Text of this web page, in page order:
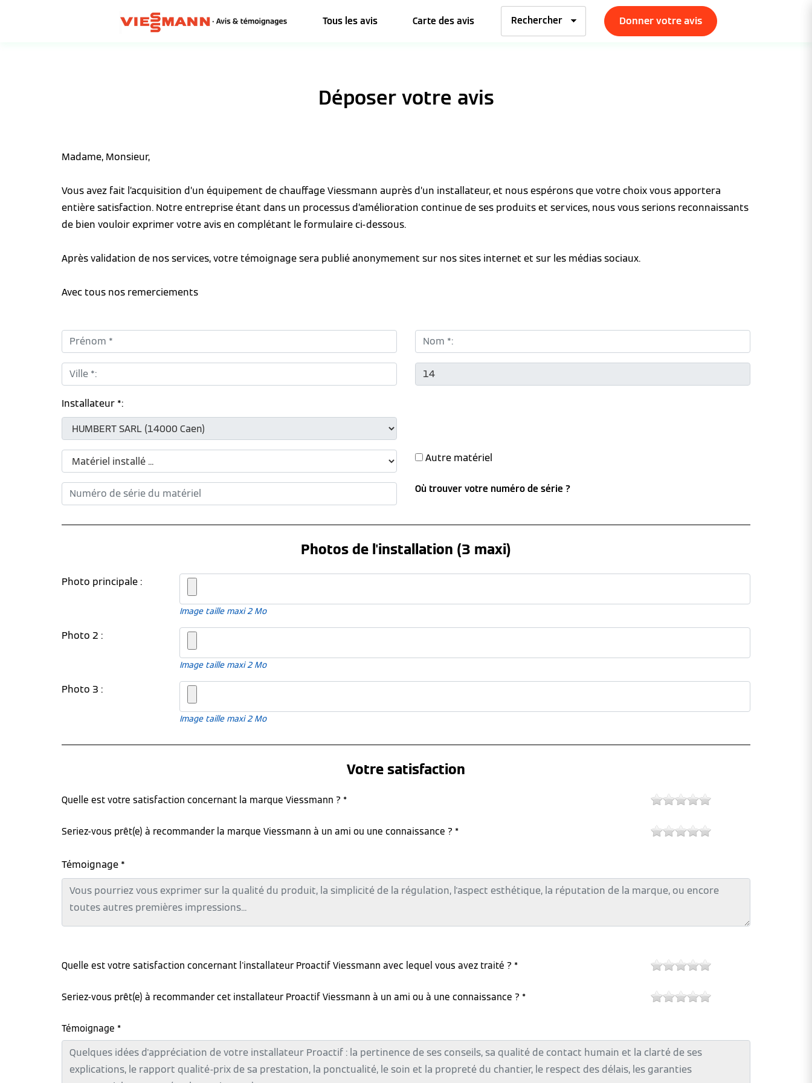
Tous les avis Carte des avis Donner votre avis
Déposer votre avis
Madame, Monsieur,
Vous avez fait l’acquisition d’un équipement de chauffage Viessmann auprès d’un installateur, et nous espérons que votre choix vous apportera
entière satisfaction. Notre entreprise étant dans un processus d’amélioration continue de ses produits et services, nous vous serions reconnaissants
de bien vouloir exprimer votre avis en complétant le formulaire ci-dessous.
Après validation de nos services, votre témoignage sera publié anonymement sur nos sites internet et sur les médias sociaux.
Avec tous nos remerciements
Prénom *: Nom *:
Ville *: CP *:
Installateur *:
Autre matériel
Où trouver votre numéro de série ?
Photos de l'installation (3 maxi)
Photo principale :
Image taille maxi 2 Mo
Photo 2 :
Image taille maxi 2 Mo
Photo 3 :
Image taille maxi 2 Mo
Votre satisfaction
Quelle est votre satisfaction concernant la marque Viessmann ? *
Seriez-vous prêt(e) à recommander la marque Viessmann à un ami ou une connaissance ? *
Témoignage *
Quelle est votre satisfaction concernant l'installateur Proactif Viessmann avec lequel vous avez traité ? *
Seriez-vous prêt(e) à recommander cet installateur Proactif Viessmann à un ami ou à une connaissance ? *
Témoignage *